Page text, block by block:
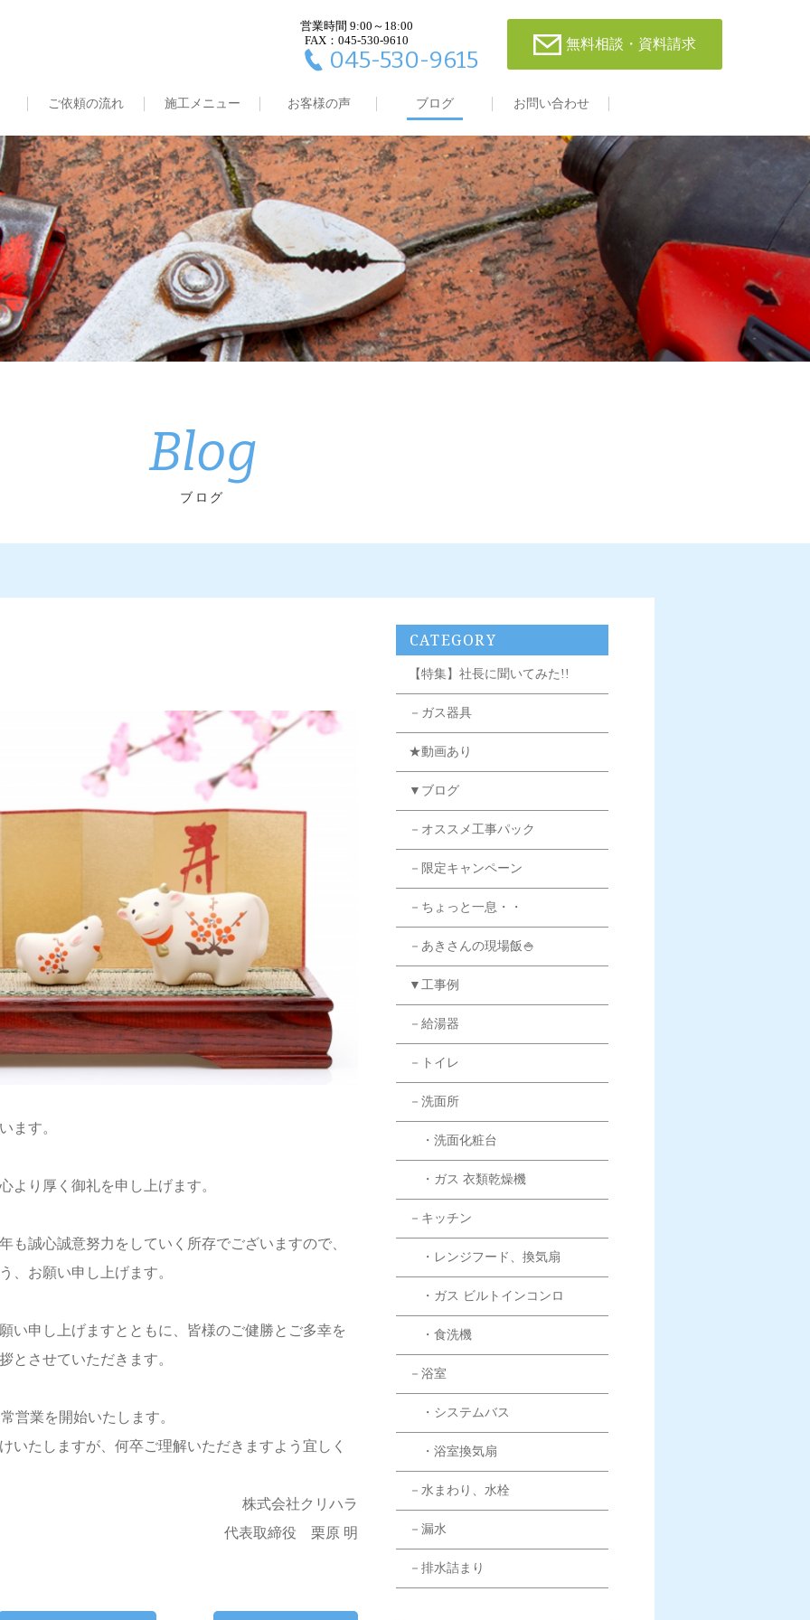
営業時間 9:00～18:00
FAX：045-530-9610
045-530-9615
無料相談・資料請求
ご依頼の流れ 施工メニュー お客様の声 ブログ お問い合わせ
Blog
ブログ
ます。
より厚く御礼を申し上げます。
も誠心誠意努力をしていく所存でございますので、
、お願い申し上げます。
い申し上げますとともに、皆様のご健勝とご多幸を
とさせていただきます。
営業を開始いたします。
いたしますが、何卒ご理解いただきますよう宜しく
株式会社クリハラ
代表取締役 栗原 明
CATEGORY
【特集】社長に聞いてみた!!
－ガス器具
★動画あり
▼ブログ
－オススメ工事パック
－限定キャンペーン
－ちょっと一息・・
－あきさんの現場飯🍚
▼工事例
－給湯器
－トイレ
－洗面所
・洗面化粧台
・ガス 衣類乾燥機
－キッチン
・レンジフード、換気扇
・ガス ビルトインコンロ
・食洗機
－浴室
・システムバス
・浴室換気扇
－水まわり、水栓
－漏水
－排水詰まり